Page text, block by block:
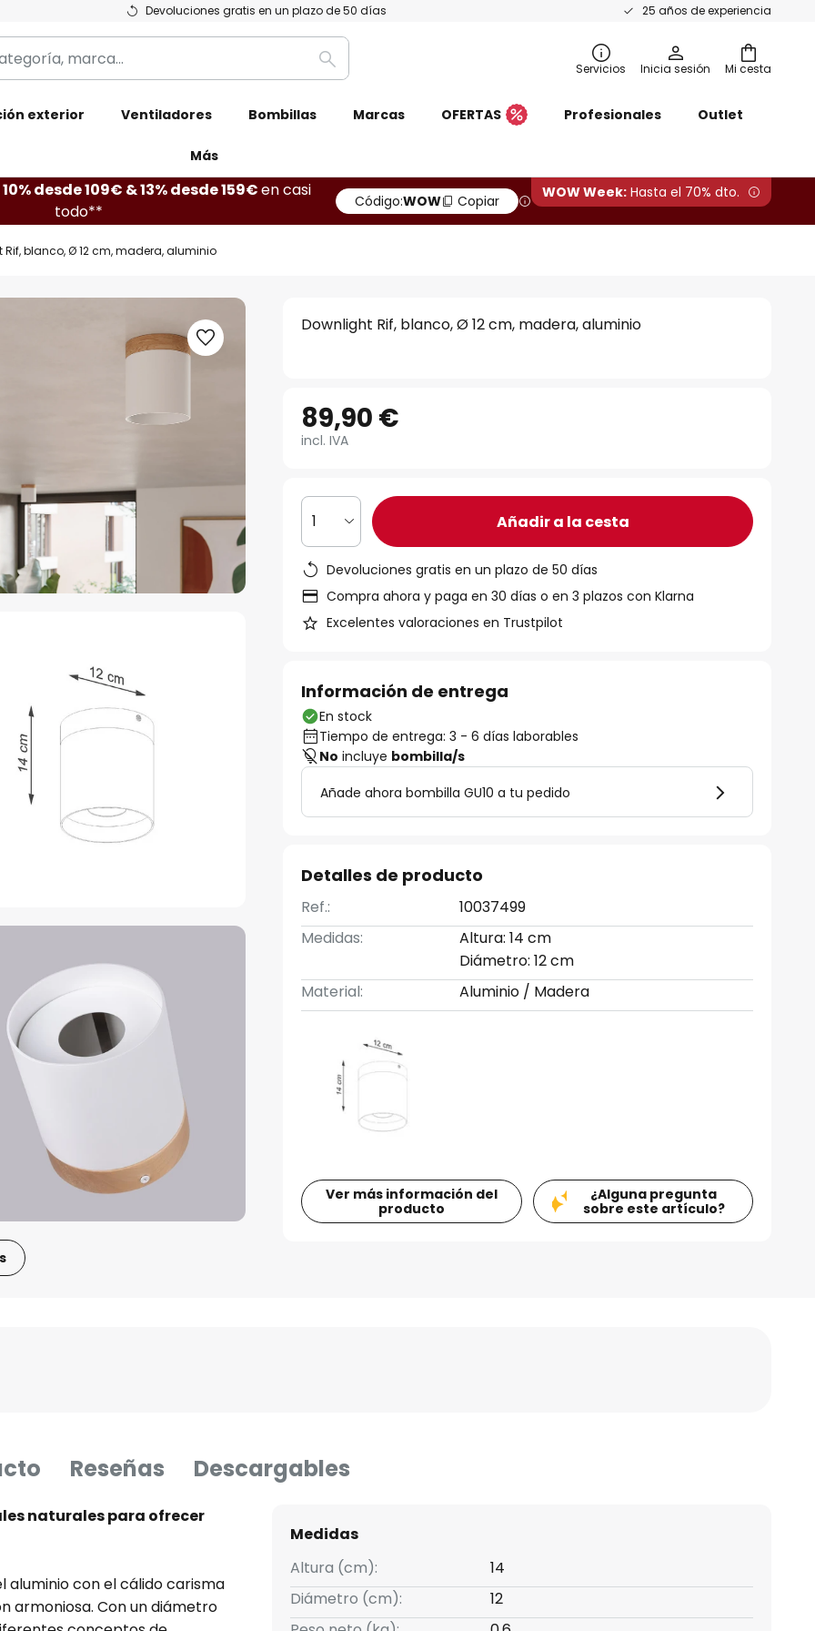
Devoluciones gratis en un plazo de 50 días 25 años de experiencia
Mi cesta
Buscar Servicios Inicia sesión
exterior Ventiladores Bombillas Marcas OFERTAS Profesionales Outlet
Más
10% desde 109€ & 13% desde 159€en casi
todo**
Código:WOW Copiar WOW Week: Hasta el 70% dto.
Rif, blanco, Ø 12 cm, madera, aluminio
Downlight Rif, blanco, Ø 12 cm, madera, aluminio
89,90 €
incl. IVA
1 Añadir a la cesta
Devoluciones gratis en un plazo de 50 días
Compra ahora y paga en 30 días o en 3 plazos con Klarna
Excelentes valoraciones en Trustpilot
Información de entrega
En stock
Tiempo de entrega: 3 - 6 días laborables
No incluye bombilla/s
Añade ahora bombilla GU10 a tu pedido
Detalles de producto
Ref.:
10037499
Medidas:
Altura: 14 cm
Diámetro: 12 cm
Material:
Aluminio / Madera
Ver más información del
producto
¿Alguna pregunta
sobre este artículo?
Reseñas Descargables
naturales para ofrecer
aluminio con el cálido carisma
armoniosa. Con un diámetro
Medidas
Altura (cm):
14
Diámetro (cm):
12